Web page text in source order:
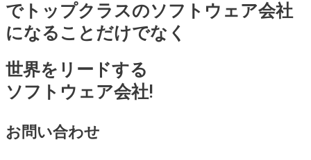
でトップクラスのソフトウェア会社
になることだけでなく
世界をリードする
ソフトウェア会社!
お問い合わせ